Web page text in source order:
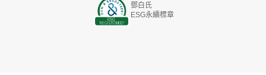
鄧白氏
ESG永續標章